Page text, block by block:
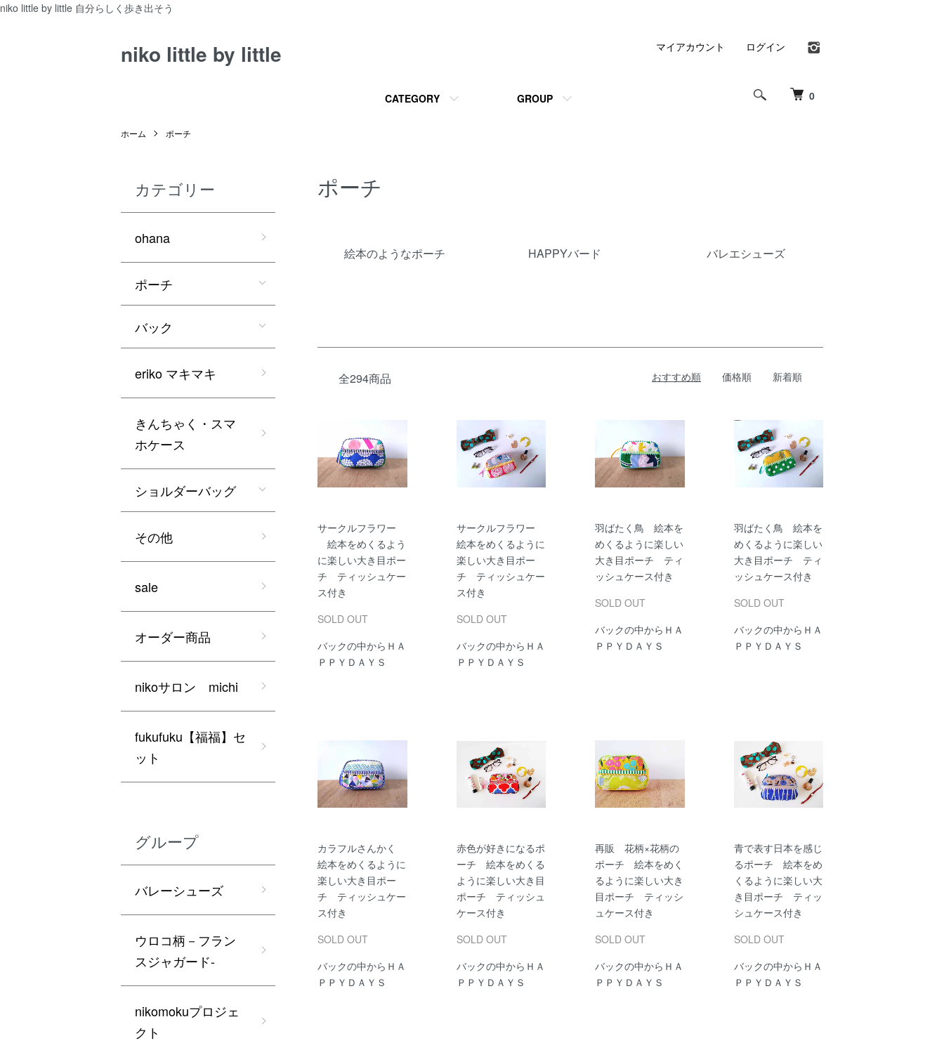
niko little by little 自分らしく歩き出そう
niko little by little
0
CATEGORY GROUP
マイアカウント ログイン
ホーム ポーチ
ポーチ
絵本のようなポーチ
HAPPYバード バレエシューズ
全294商品 おすすめ順 価格順 新着順
サークルフラワー
絵本をめくるよう
に楽しい大き目ポー
チ ティッシュケー
ス付き
SOLD OUT
バックの中からＨＡ
ＰＰＹＤＡＹＳ
サークルフラワー
絵本をめくるように
楽しい大き目ポー
チ ティッシュケー
ス付き
SOLD OUT
バックの中からＨＡ
ＰＰＹＤＡＹＳ
羽ばたく鳥 絵本を
めくるように楽しい
大き目ポーチ ティ
ッシュケース付き
SOLD OUT
バックの中からＨＡ
ＰＰＹＤＡＹＳ
羽ばたく鳥 絵本を
めくるように楽しい
大き目ポーチ ティ
ッシュケース付き
SOLD OUT
バックの中からＨＡ
ＰＰＹＤＡＹＳ
カラフルさんかく
絵本をめくるように
楽しい大き目ポー
チ ティッシュケー
ス付き
SOLD OUT
バックの中からＨＡ
ＰＰＹＤＡＹＳ
赤色が好きになるポ
ーチ 絵本をめくる
ように楽しい大き目
ポーチ ティッシュ
ケース付き
SOLD OUT
バックの中からＨＡ
ＰＰＹＤＡＹＳ
再販 花柄×花柄の
ポーチ 絵本をめく
るように楽しい大き
目ポーチ ティッシ
ュケース付き
SOLD OUT
バックの中からＨＡ
ＰＰＹＤＡＹＳ
青で表す日本を感じ
るポーチ 絵本をめ
くるように楽しい大
き目ポーチ ティッ
シュケース付き
SOLD OUT
バックの中からＨＡ
ＰＰＹＤＡＹＳ
カテゴリー
ohana
ポーチ
バック
eriko マキマキ
きんちゃく・スマ
ホケース
ショルダーバッグ
その他
sale
オーダー商品
nikoサロン michi
fukufuku【福福】セ
ット
グループ
バレーシューズ
ウロコ柄－フラン
スジャガード-
nikomokuプロジェ
クト